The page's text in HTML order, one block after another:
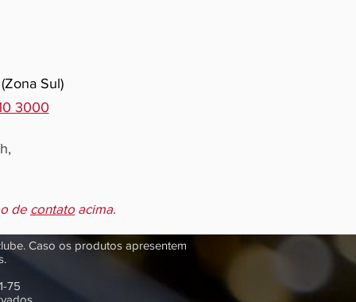
Caso os produtos apresentem
75
Sul)
3000
de contato acima.